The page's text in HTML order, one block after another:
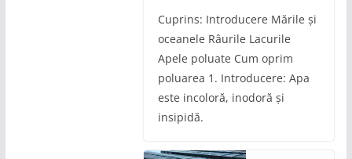
Cuprins: Introducere Mările și
oceanele Râurile Lacurile
Apele poluate Cum oprim
poluarea 1. Introducere: Apa
este incoloră, inodoră și
insipidă.